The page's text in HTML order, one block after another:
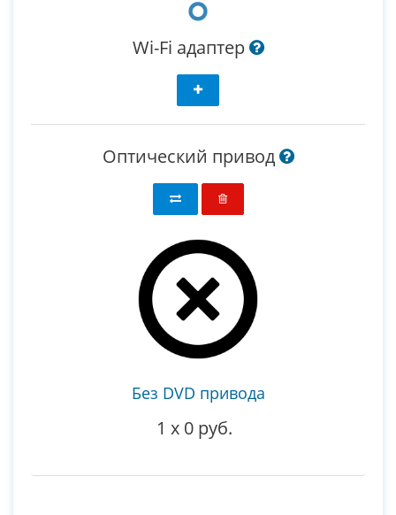
Wi-Fi адаптер
Оптический привод
Без DVD привода
1 x 0 руб.